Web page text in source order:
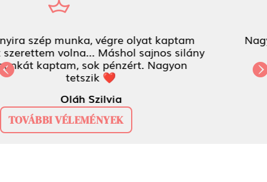
Nagyon csúcs lett - full csajos! :)
örökhála<3
Csenge Kiss-Bús
Previous
TOVÁBBI VÉLEMÉNYEK